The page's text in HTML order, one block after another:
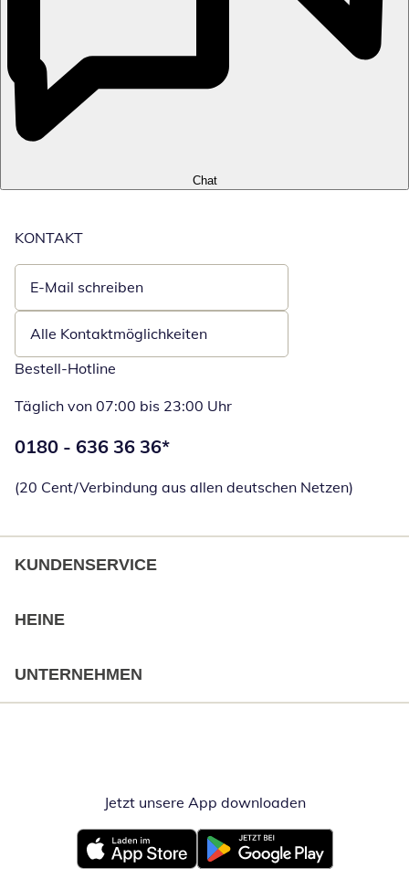
Chat
KONTAKT
E-Mail schreiben
Öffnet E-Mail-Client
Alle Kontaktmöglichkeiten
Bestell-Hotline
Täglich von 07:00 bis 23:00 Uhr
Telefonnummer:
0180 - 636 36 36*
(20 Cent/Verbindung aus allen deutschen Netzen)
KUNDENSERVICE
HEINE
UNTERNEHMEN
Jetzt unsere App downloadenÖffnet in
Öffnet in neuem FensterÖffnet in neuem Fenster